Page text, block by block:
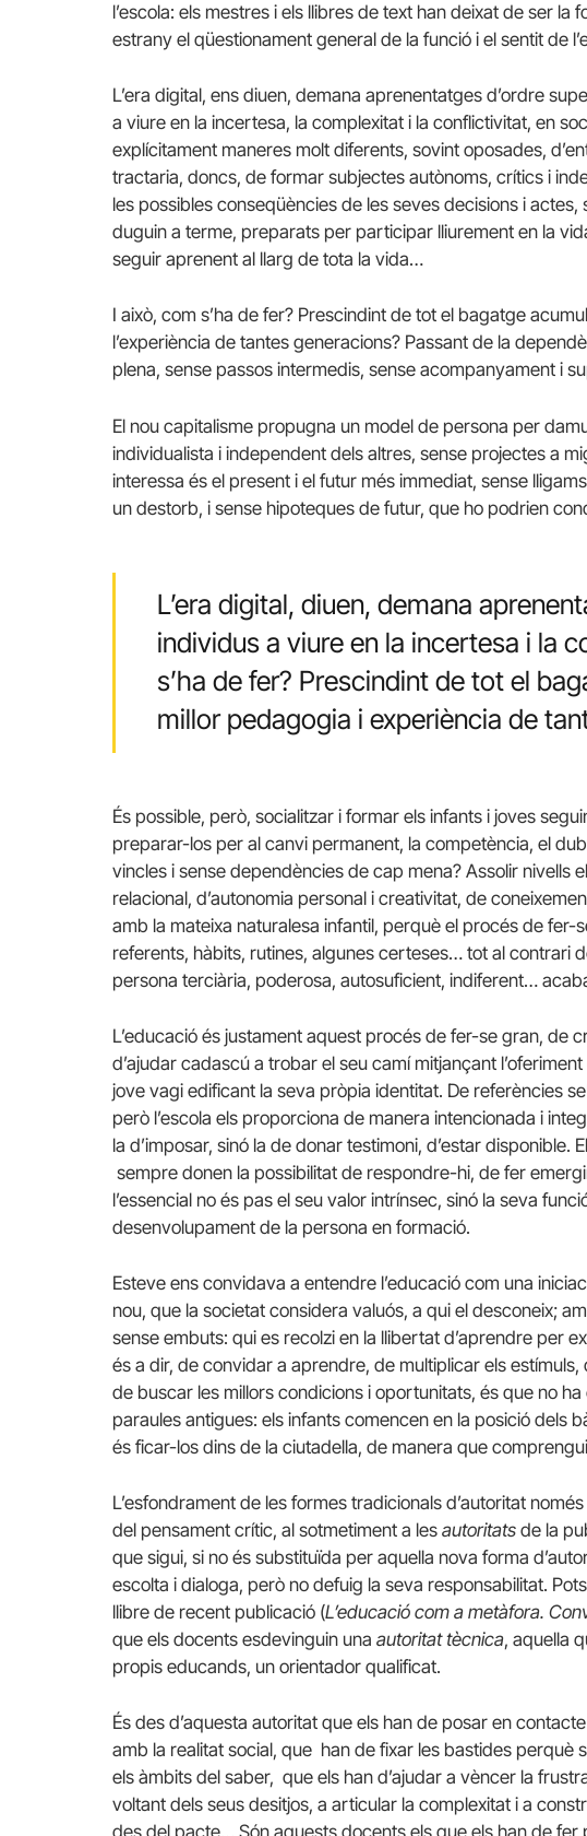
l’escola: els mestres i els llibres de text han deixat de ser la
estrany el qüestionament general de la funció i el sentit de
L’era digital, ens diuen, demana aprenentatges d’ordre
a viure en la incertesa, la complexitat i la conflictivitat, en
explícitament maneres molt diferents, sovint oposades,
tractaria, doncs, de formar subjectes autònoms, crítics i
les possibles conseqüències de les seves decisions i
duguin a terme, preparats per participar lliurement en la
seguir aprenent al llarg de tota la vida…
I això, com s’ha de fer? Prescindint de tot el bagatge
l’experiència de tantes generacions? Passant de la
plena, sense passos intermedis, sense acompanyament i
El nou capitalisme propugna un model de persona per
individualista i independent dels altres, sense projectes a
interessa és el present i el futur més immediat, sense
un destorb, i sense hipoteques de futur, que ho podrien
L’era digital, diuen, demana
individus a viure en la incertesa i la
s’ha de fer? Prescindint de tot el
millor pedagogia i experiència de
És possible, però, socialitzar i formar els infants i joves
preparar-los per al canvi permanent, la competència, el
vincles i sense dependències de cap mena? Assolir nivells
relacional, d’autonomia personal i creativitat, de
amb la mateixa naturalesa infantil, perquè el procés de fer-
referents, hàbits, rutines, algunes certeses… tot al contrari
persona terciària, poderosa, autosuficient, indiferent…
L’educació és justament aquest procés de fer-se gran, de
d’ajudar cadascú a trobar el seu camí mitjançant
jove vagi edificant la seva pròpia identitat. De referències
però l’escola els proporciona de manera intencionada i
la d’imposar, sinó la de donar testimoni, d’estar
sempre donen la possibilitat de respondre-hi, de fer
l’essencial no és pas el seu valor intrínsec, sinó la seva
desenvolupament de la persona en formació.
Esteve ens convidava a entendre l’educació com una
nou, que la societat considera valuós, a qui el desconeix;
sense embuts: qui es recolzi en la llibertat d’aprendre per
és a dir, de convidar a aprendre, de multiplicar els
de buscar les millors condicions i oportunitats, és que no
paraules antigues: els infants comencen en la posició dels
és ficar-los dins de la ciutadella, de manera que
L’esfondrament de les formes tradicionals d’autoritat
del pensament crític, al sotmetiment a les autoritats de la
que sigui, si no és substituïda per aquella nova forma
escolta i dialoga, però no defuig la seva responsabilitat.
llibre de recent publicació (L’educació com a metàfora.
que els docents esdevinguin una autoritat tècnica, aquella
propis educands, un orientador qualificat.
És des d’aquesta autoritat que els han de posar en
amb la realitat social, que han de fixar les bastides perquè
els àmbits del saber, que els han d’ajudar a vèncer la
voltant dels seus desitjos, a articular la complexitat i a